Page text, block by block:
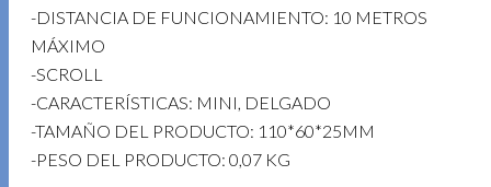
-DISTANCIA DE FUNCIONAMIENTO: 10 METROS
MÁXIMO
-SCROLL
-CARACTERÍSTICAS: MINI, DELGADO
-TAMAÑO DEL PRODUCTO: 110*60*25MM
-PESO DEL PRODUCTO: 0,07 KG